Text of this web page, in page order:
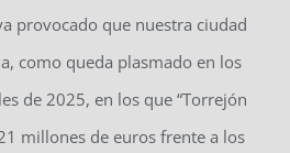
provocado que nuestra ciudad
como queda plasmado en los
de 2025, en los que “Torrejón
millones de euros frente a los